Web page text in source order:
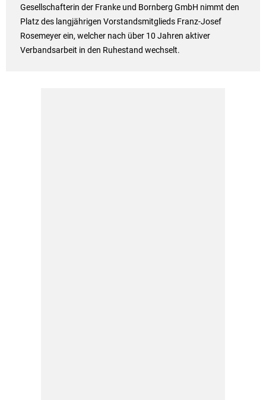
Gesellschafterin der Franke und Bornberg GmbH nimmt den
Platz des langjährigen Vorstandsmitglieds Franz-Josef
Rosemeyer ein, welcher nach über 10 Jahren aktiver
Verbandsarbeit in den Ruhestand wechselt.